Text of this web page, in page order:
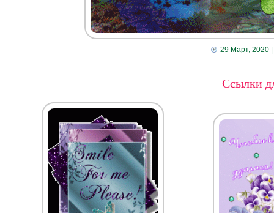
29 Март, 2020|
Ссылки